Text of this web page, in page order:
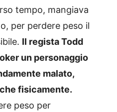
tempo, mangiava
per perdere peso il
Il regista Todd
un personaggio
malato,
fisicamente.
peso per